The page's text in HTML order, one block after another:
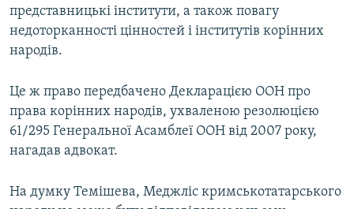
представницькі інститути, а також повагу
недоторканності цінностей і інститутів корінних
народів.
Це ж право передбачено Декларацією ООН про
права корінних народів, ухваленою резолюцією
61/295 Генеральної Асамблеї ООН від 2007 року,
нагадав адвокат.
На думку Темішева, Меджліс кримськотатарського